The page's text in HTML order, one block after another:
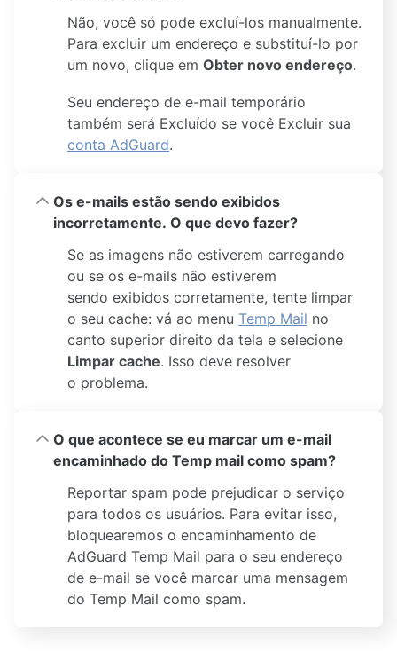
Não, você só pode excluí-los manualmente.
Para excluir um endereço e substituí-lo por
um novo, clique em Obter novo endereço.
Seu endereço de e-mail temporário
também será Excluído se você Excluir sua
conta AdGuard.
Os e-mails estão sendo exibidos
incorretamente. O que devo fazer?
Se as imagens não estiverem carregando
ou se os e-mails não estiverem
sendo exibidos corretamente, tente limpar
o seu cache: vá ao menu Temp Mail no
canto superior direito da tela e selecione
Limpar cache. Isso deve resolver
o problema.
O que acontece se eu marcar um e-mail
encaminhado do Temp mail como spam?
Reportar spam pode prejudicar o serviço
para todos os usuários. Para evitar isso,
bloquearemos o encaminhamento de
AdGuard Temp Mail para o seu endereço
de e-mail se você marcar uma mensagem
do Temp Mail como spam.